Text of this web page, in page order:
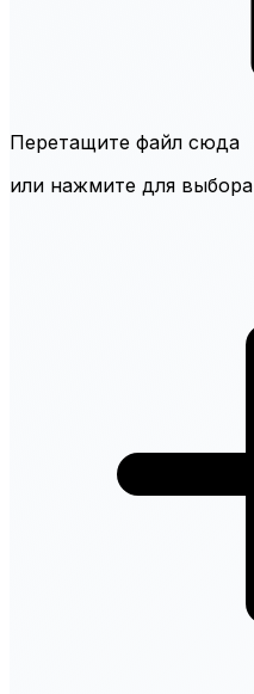
Перетащите файл сюда
или нажмите для выбора